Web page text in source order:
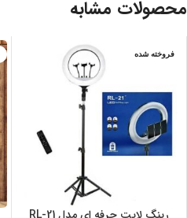
محصولات مشابه
فروخته شده